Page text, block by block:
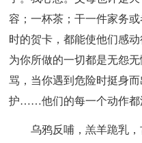
容；一杯茶；干一件家务
时的贺卡，都能使他们感
为你所做的一切都是无怨
骂，当你遇到危险时挺身
护……他们的每一个动作都
乌鸦反哺，羔羊跪乳